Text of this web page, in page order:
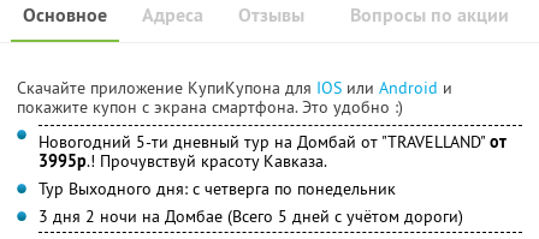
Основное Отзывы Вопросы по акции
Адреса
Скачайте приложение КупиКупона для IOS или Android и
покажите купон с экрана смартфона. Это удобно :)
Новогодний 5-ти дневный тур на Домбай от "TRAVELLAND" от
3995р.! Прочувствуй красоту Кавказа.
Тур Выходного дня: с четверга по понедельник
3 дня 2 ночи на Домбае (Всего 5 дней с учётом дороги)